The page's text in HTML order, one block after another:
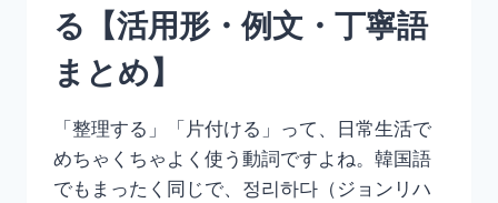
【活
用
形・
例
丁
寧
語
る【活用形・例文・丁寧語
まとめ】
「整理する」「片付ける」って、日常生活で
めちゃくちゃよく使う動詞ですよね。韓国語
でもまったく同じで、정리하다（ジョンリハ